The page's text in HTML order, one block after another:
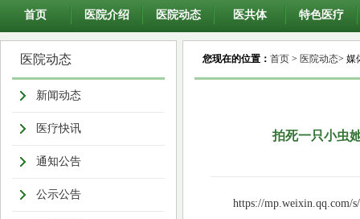
首页 医院介绍 医院动态 医共体 特色医疗
医院动态
新闻动态
医疗快讯
通知公告
公示公告
您现在的位置： 首页 > 医院动态> 媒
拍死一只小虫
https://mp.weixin.qq.com/